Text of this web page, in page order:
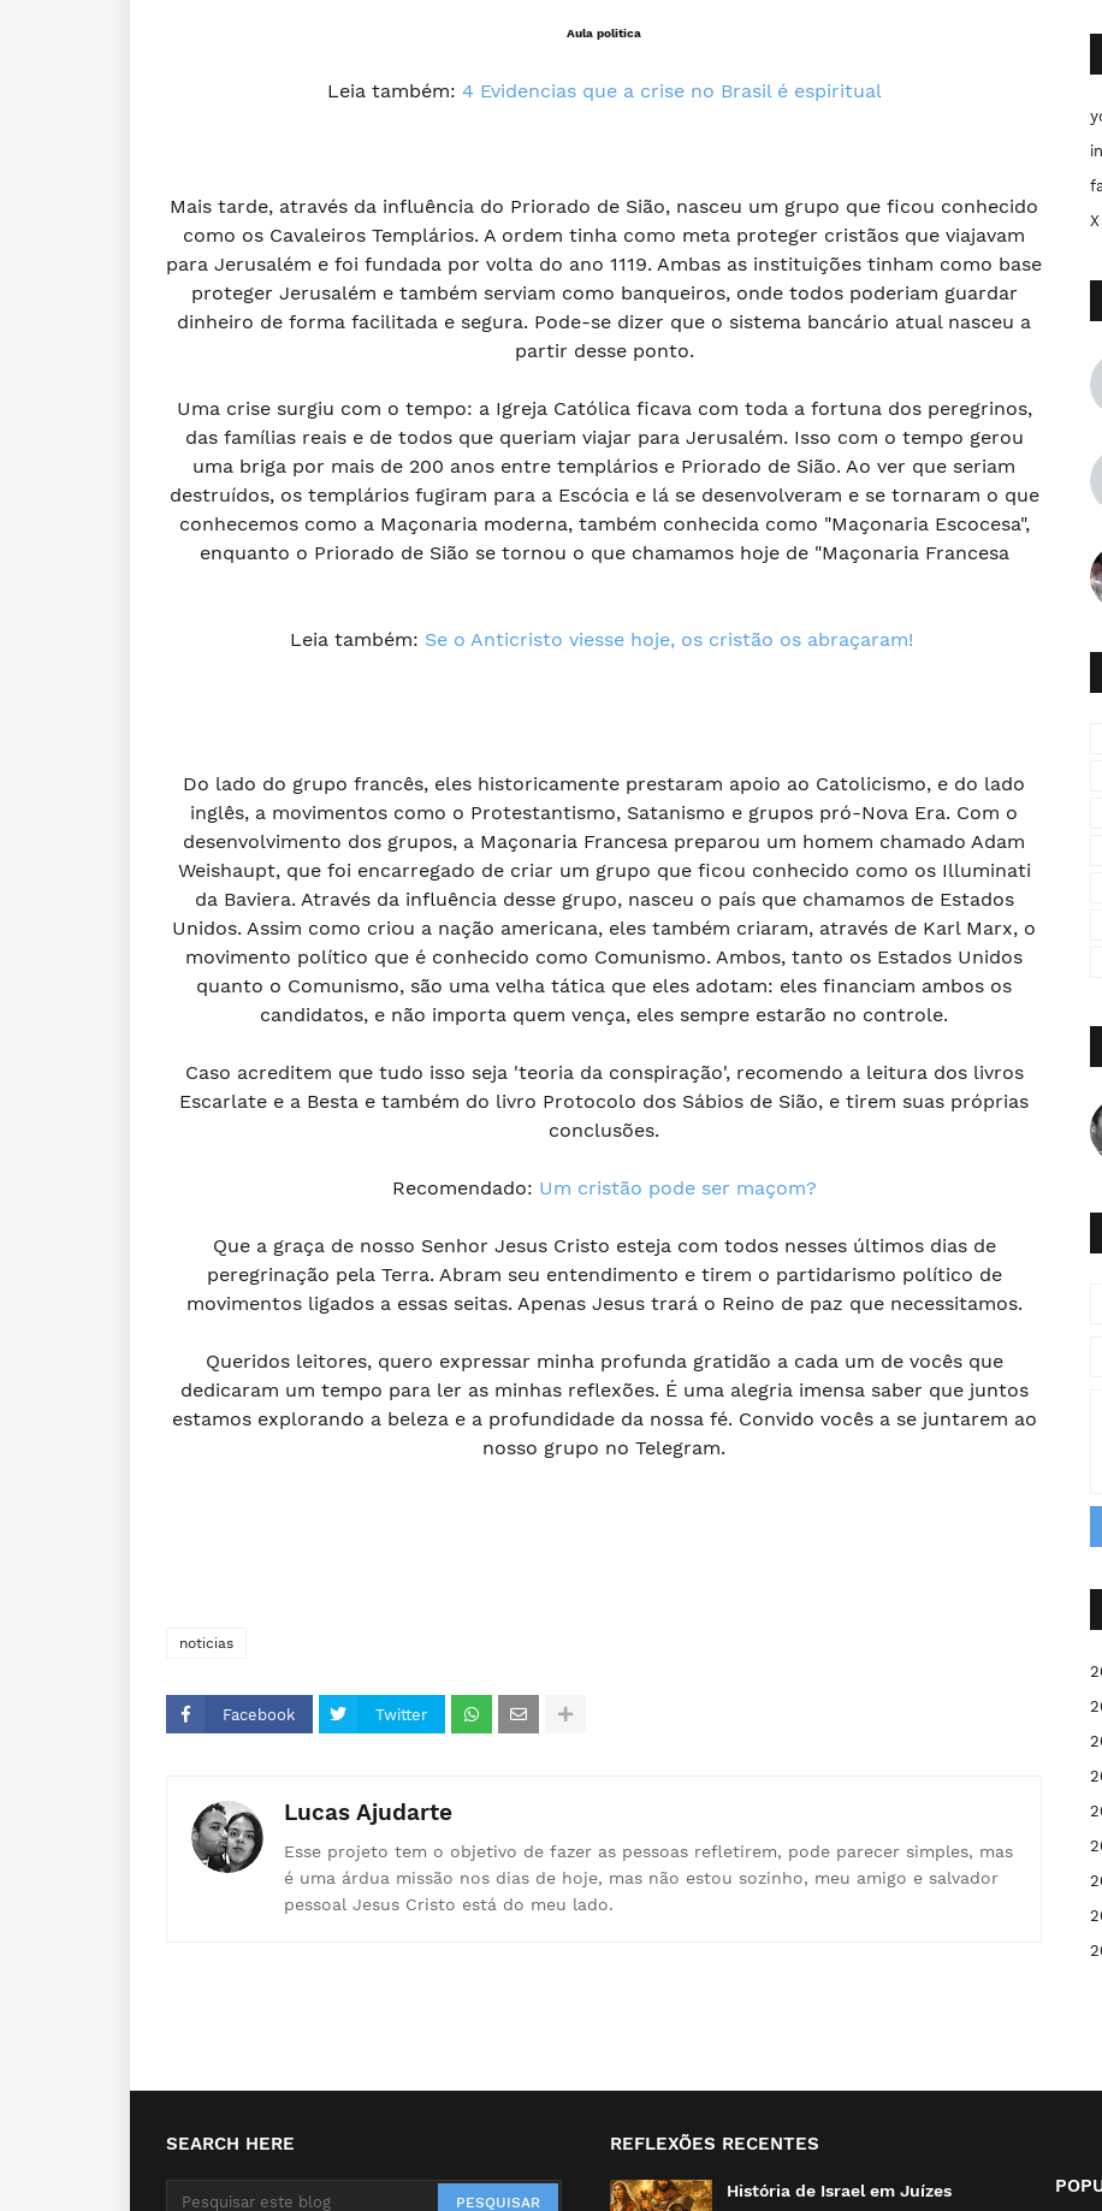
Aula politica
Leia também: 4 Evidencias que a crise no Brasil é espiritual
Mais tarde, através da influência do Priorado de Sião, nasceu um grupo que ficou conhecido
como os Cavaleiros Templários. A ordem tinha como meta proteger cristãos que viajavam
para Jerusalém e foi fundada por volta do ano 1119. Ambas as instituições tinham como base
proteger Jerusalém e também serviam como banqueiros, onde todos poderiam guardar
dinheiro de forma facilitada e segura. Pode-se dizer que o sistema bancário atual nasceu a
partir desse ponto.
Uma crise surgiu com o tempo: a Igreja Católica ficava com toda a fortuna dos peregrinos,
das famílias reais e de todos que queriam viajar para Jerusalém. Isso com o tempo gerou
uma briga por mais de 200 anos entre templários e Priorado de Sião. Ao ver que seriam
destruídos, os templários fugiram para a Escócia e lá se desenvolveram e se tornaram o que
conhecemos como a Maçonaria moderna, também conhecida como "Maçonaria Escocesa",
enquanto o Priorado de Sião se tornou o que chamamos hoje de "Maçonaria Francesa
Leia também: Se o Anticristo viesse hoje, os cristão os abraçaram!
Do lado do grupo francês, eles historicamente prestaram apoio ao Catolicismo, e do lado
inglês, a movimentos como o Protestantismo, Satanismo e grupos pró-Nova Era. Com o
desenvolvimento dos grupos, a Maçonaria Francesa preparou um homem chamado Adam
Weishaupt, que foi encarregado de criar um grupo que ficou conhecido como os Illuminati
da Baviera. Através da influência desse grupo, nasceu o país que chamamos de Estados
Unidos. Assim como criou a nação americana, eles também criaram, através de Karl Marx, o
movimento político que é conhecido como Comunismo. Ambos, tanto os Estados Unidos
quanto o Comunismo, são uma velha tática que eles adotam: eles financiam ambos os
candidatos, e não importa quem vença, eles sempre estarão no controle.
Caso acreditem que tudo isso seja 'teoria da conspiração', recomendo a leitura dos livros
Escarlate e a Besta e também do livro Protocolo dos Sábios de Sião, e tirem suas próprias
conclusões.
Recomendado: Um cristão pode ser maçom?
Que a graça de nosso Senhor Jesus Cristo esteja com todos nesses últimos dias de
peregrinação pela Terra. Abram seu entendimento e tirem o partidarismo político de
movimentos ligados a essas seitas. Apenas Jesus trará o Reino de paz que necessitamos.
Queridos leitores, quero expressar minha profunda gratidão a cada um de vocês que
dedicaram um tempo para ler as minhas reflexões. É uma alegria imensa saber que juntos
estamos explorando a beleza e a profundidade da nossa fé. Convido vocês a se juntarem ao
nosso grupo no Telegram.
noticias
Facebook Twitter
Lucas Ajudarte
Esse projeto tem o objetivo de fazer as pessoas refletirem, pode parecer simples, mas
é uma árdua missão nos dias de hoje, mas não estou sozinho, meu amigo e salvador
pessoal Jesus Cristo está do meu lado.
X
SEARCH HERE REFLEXÕES RECENTES
História de Israel em Juízes